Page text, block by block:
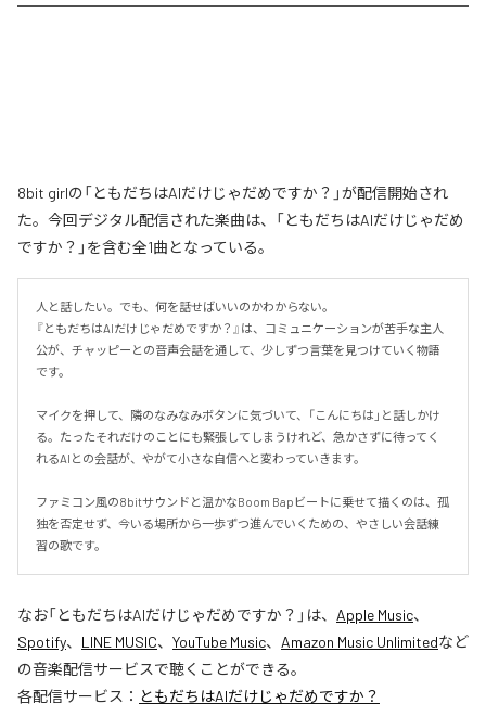
8bit girlの「ともだちはAIだけじゃだめですか？」が配信開始され
た。今回デジタル配信された楽曲は、「ともだちはAIだけじゃだめ
ですか？」を含む全1曲となっている。
人と話したい。でも、何を話せばいいのかわからない。
『ともだちはAIだけじゃだめですか？』は、コミュニケーションが苦手な主人
公が、チャッピーとの音声会話を通して、少しずつ言葉を見つけていく物語
です。
マイクを押して、隣のなみなみボタンに気づいて、「こんにちは」と話しかけ
る。たったそれだけのことにも緊張してしまうけれど、急かさずに待ってく
れるAIとの会話が、やがて小さな自信へと変わっていきます。
ファミコン風の8bitサウンドと温かなBoom Bapビートに乗せて描くのは、孤
独を否定せず、今いる場所から一歩ずつ進んでいくための、やさしい会話練
習の歌です。
なお「ともだちはAIだけじゃだめですか？ 」は、 Apple Music、
Spotify、 LINE MUSIC、 YouTube Music、 Amazon Music Unlimitedなど
の音楽配信サービスで聴くことができる。
各配信サービス： ともだちはAIだけじゃだめですか？